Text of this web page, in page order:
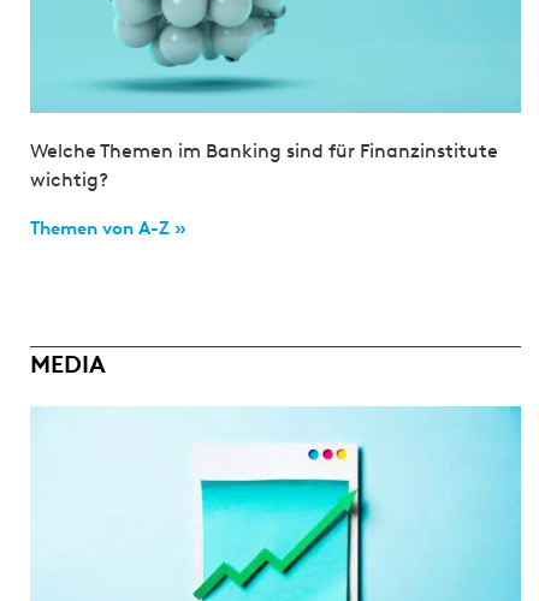
Welche Themen im Banking sind für Finanzinstitute
wichtig?
Themen von A-Z »
MEDIA